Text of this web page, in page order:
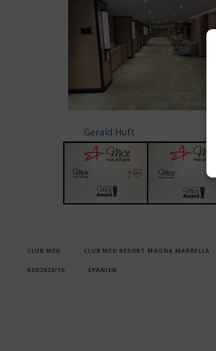
Gerald Huft
CLUB MED CLUB MED RESORT MAGNA MARBELLA
RED2022/10 SPANIEN